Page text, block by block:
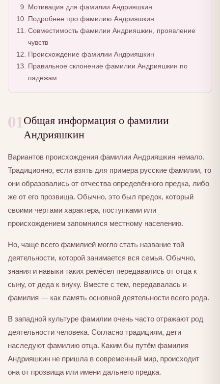
Мотивация для фамилии Андрияшкин
Подробнее про фамилию Андрияшкин
Совместимость фамилии Андрияшкин, проявление
чувств
Происхождение фамилии Андрияшкин
Правильное склонение фамилии Андрияшкин по
падежам
01Общая информация о фамилии
Андрияшкин
Вариантов происхождения фамилии Андрияшкин немало.
Традиционно, если взять для примера русские фамилии, то
они образовались от отчества определённого предка, либо
же от его прозвища. Обычно, это был предок, который
своими чертами характера, поступками или
происхождением запомнился местному населению.
Но, чаще всего фамилией могло стать название той
деятельности, которой занимается вся семья. Обычно,
знания и навыки таких ремёсел передавались от отца к
сыну, от деда к внуку. Вместе с тем, передавалась и
фамилия — как память основной деятельности всего рода.
В западной культуре фамилии очень часто отражают род
деятельности человека. Согласно традициям, дети
наследуют фамилию отца. Каким бы путём фамилия
Андрияшкин не пришла в современный мир, происходит
она от прозвища или имени дальнего предка.